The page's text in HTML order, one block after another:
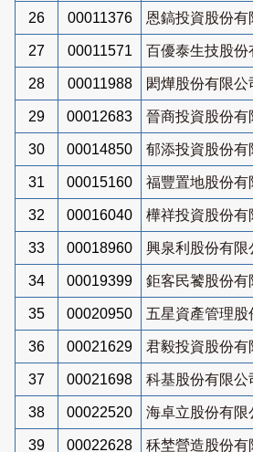
26 00011376 恩鎬投資股份有
27 00011571 百優泰生技股份
28 00011988 閎燁股份有限公
29 00012683 晉商投資股份有
30 00014850 郁添投資股份有
31 00015160 福豐置地股份有
32 00016040 樺祥投資股份有
33 00018960 興泉利股份有限
34 00019399 鉅客民饕股份有
35 00020950 五星資產管理股
36 00021629 君毅投資股份有
37 00021698 科基股份有限公
38 00022520 海卓立股份有限
39 00022628 秝埜營造股份有